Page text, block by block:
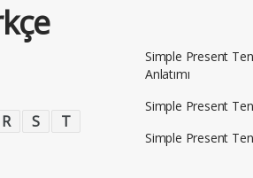
R S
T
Simple Present
Anlatımı
Simple Present
Simple Present